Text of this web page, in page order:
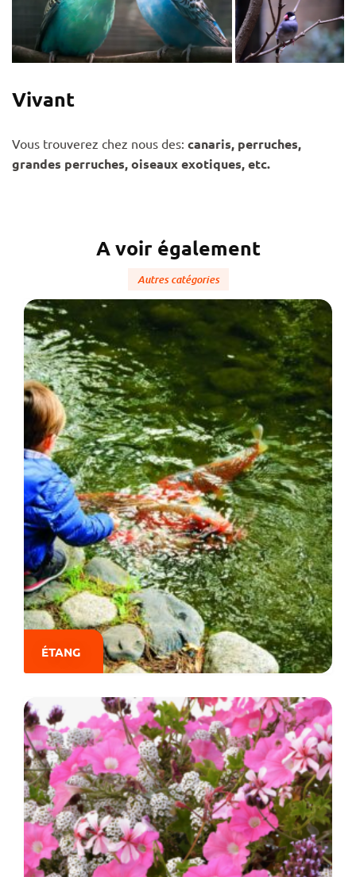
Vivant
Vous trouverez chez nous des: canaris, perruches,
grandes perruches, oiseaux exotiques, etc.
A voir également
Autres catégories
ÉTANG